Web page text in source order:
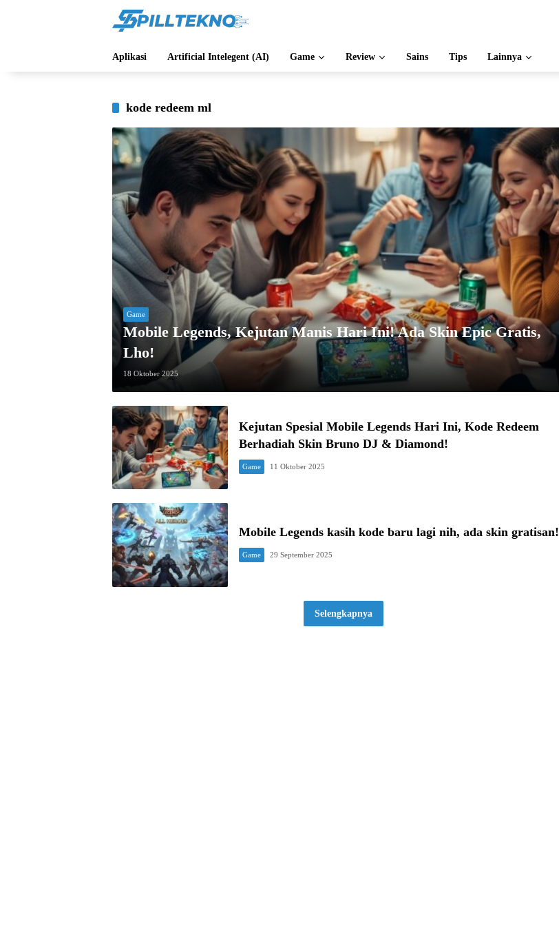
Aplikasi Artificial Intelegent (AI) Game Review Sains Tips Lainnya
kode redeem ml
Game
Mobile Legends, Kejutan Manis Hari Ini! Ada Skin Epic Gratis,
Lho!
18 Oktober 2025
Kejutan Spesial Mobile Legends Hari Ini, Kode Redeem
Berhadiah Skin Bruno DJ & Diamond!
Game 11 Oktober 2025
Mobile Legends kasih kode baru lagi nih, ada skin gratisan!
Game 29 September 2025
Selengkapnya